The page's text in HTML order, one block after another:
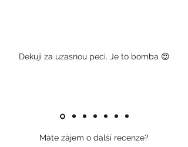
Dekuji za uzasnou peci. Je to bomba 😍
Máte zájem o další recenze?